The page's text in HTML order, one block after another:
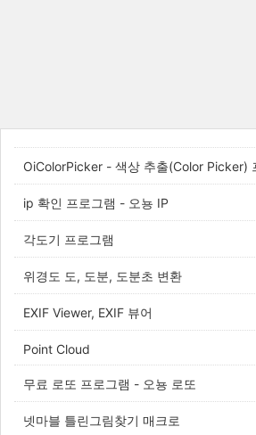
OiColorPicker - 색상 추출(Color Picker)
ip 확인 프로그램 - 오뇽 IP
각도기 프로그램
위경도 도, 도분, 도분초 변환
EXIF Viewer, EXIF 뷰어
Point Cloud
무료 로또 프로그램 - 오뇽 로또
넷마블 틀린그림찾기 매크로